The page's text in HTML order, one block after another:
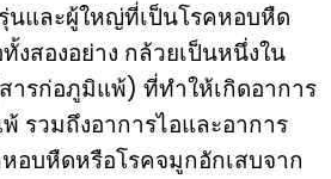
นและผู้ใหญ่ที่เป็นโรคหอบหืด
งสองอย่าง กล้วยเป็นหนึ่งใน
รก่อภูมิแพ้) ที่ทำให้เกิดอาการ
รวมถึงอาการไอและอาการ
อบหืดหรือโรคจมูกอักเสบจาก